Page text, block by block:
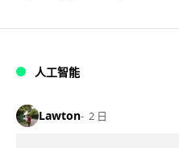
人工智能
Lawton 2 日